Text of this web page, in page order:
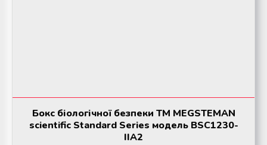
Бокс біологічної безпеки ТМ MEGSTEMAN
scientific Standard Series модель BSC1230-
IIA2